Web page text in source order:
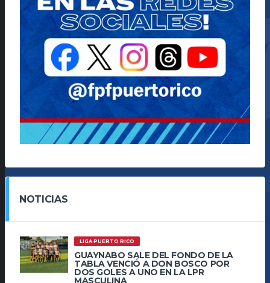
NOTICIAS
LIGA PUERTO RICO
GUAYNABO SALE DEL FONDO DE LA
TABLA VENCIÓ A DON BOSCO POR
DOS GOLES A UNO EN LA LPR
MASCULINA